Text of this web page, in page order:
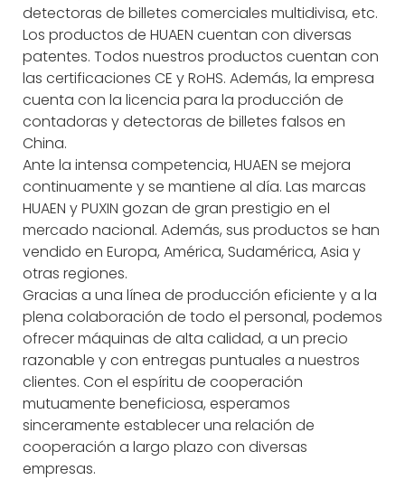
detectoras de billetes comerciales multidivisa, etc.
Los productos de HUAEN cuentan con diversas
patentes. Todos nuestros productos cuentan con
las certificaciones CE y RoHS. Además, la empresa
cuenta con la licencia para la producción de
contadoras y detectoras de billetes falsos en
China.
Ante la intensa competencia, HUAEN se mejora
continuamente y se mantiene al día. Las marcas
HUAEN y PUXIN gozan de gran prestigio en el
mercado nacional. Además, sus productos se han
vendido en Europa, América, Sudamérica, Asia y
otras regiones.
Gracias a una línea de producción eficiente y a la
plena colaboración de todo el personal, podemos
ofrecer máquinas de alta calidad, a un precio
razonable y con entregas puntuales a nuestros
clientes. Con el espíritu de cooperación
mutuamente beneficiosa, esperamos
sinceramente establecer una relación de
cooperación a largo plazo con diversas
empresas.